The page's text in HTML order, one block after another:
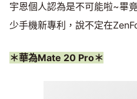
宇恩個人認為是不可能啦~畢
少手機新專利，說不定在
＊華為Mate 20 Pro＊